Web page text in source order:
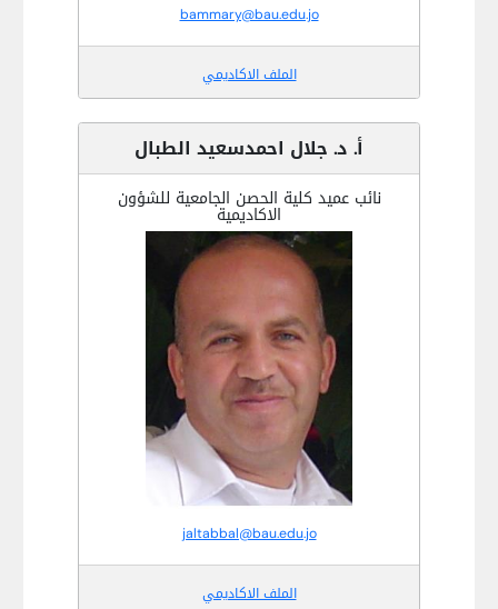
bammary@bau.edu.jo
الملف الاكاديمي
أ. د. جلال احمدسعيد الطبال
نائب عميد كلية الحصن الجامعية للشؤون
الاكاديمية
jaltabbal@bau.edu.jo
الملف الاكاديمي